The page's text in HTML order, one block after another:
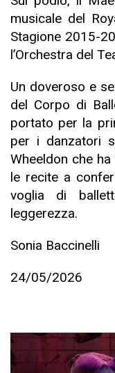
musicale del
Stagione 2015-
l’Orchestra del
Un doveroso e
del Corpo di
portato per la
per i danzatori
Wheeldon che
le recite a
voglia di
leggerezza.
Sonia Baccinelli
24/05/2026